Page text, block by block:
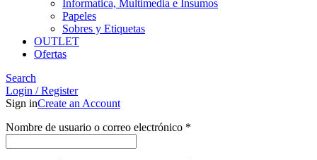
Informatica, Multimedia e Insumos
Papeles
Sobres y Etiquetas
OUTLET
Ofertas
Search
Login / Register
Sign inCreate an Account
Nombre de usuario o correo electrónico *